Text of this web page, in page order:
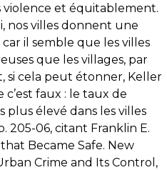
violence et équitablement.
nos villes donnent une
il semble que les villes
que les villages, par
si cela peut étonner, Keller
faux : le taux de
plus élevé dans les villes
205-06, citant Franklin E.
Became Safe. New
Crime and Its Control,